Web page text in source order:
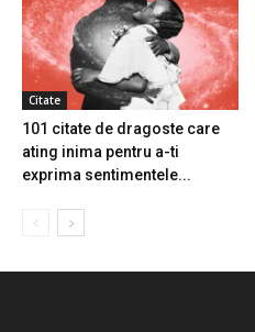
Citate
101 citate de dragoste care
ating inima pentru a-ti
exprima sentimentele...